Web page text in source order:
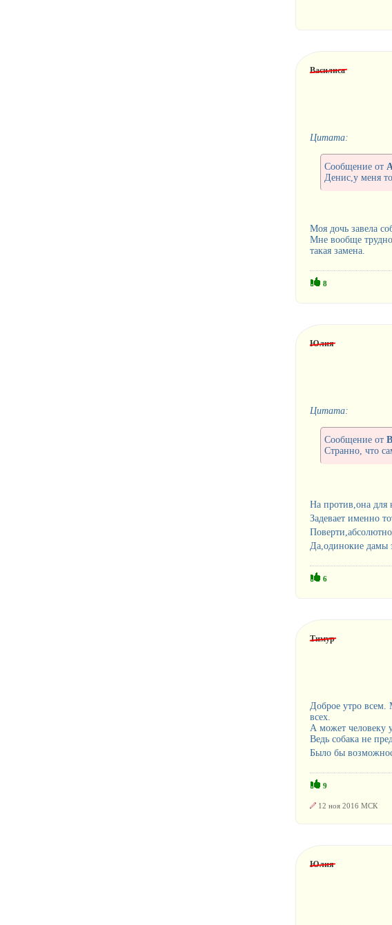
Василиса
Цитата:
Сообщение от
Денис,у меня
Моя дочь завела
Мне вообще
такая замена.
8
Юлия
Цитата:
Сообщение от
Странно, что
На против,она
Задевает именно
Да,одинокие дамы
6
Тимур
Доброе утро всем.
всех.
А может человеку
Ведь собака не
Было бы
9
12 ноя 2016 МСК
Юлия